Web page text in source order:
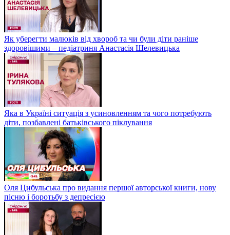
Як уберегти малюків від хвороб та чи були діти раніше
здоровішими – педіатриня Анастасія Шелевицька
Яка в Україні ситуація з усиновленням та чого потребують
діти, позбавлені батьківського піклування
Оля Цибульська про видання першої авторської книги, нову
пісню і боротьбу з депресією